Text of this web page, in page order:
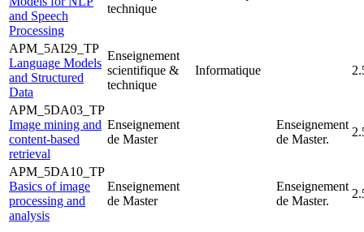
and Speech
Processing
technique
APM_5AI29_TP
Language Models
and Structured
Data
Enseignement
scientifique &
technique
Informatique
APM_5DA03_TP
Image mining and
content-based
retrieval
Enseignement
de Master
Enseignement
de Master.
APM_5DA10_TP
Basics of image
processing and
analysis
Enseignement
de Master
Enseignement
de Master.